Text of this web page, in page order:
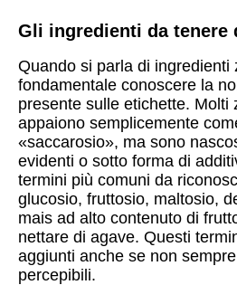
Gli ingredienti da tenere
Quando si parla di ingredienti
fondamentale conoscere la
presente sulle etichette. Molti
appaiono semplicemente
«saccarosio», ma sono
evidenti o sotto forma di
termini più comuni da
glucosio, fruttosio, maltosio,
mais ad alto contenuto di
nettare di agave. Questi
aggiunti anche se non
percepibili.